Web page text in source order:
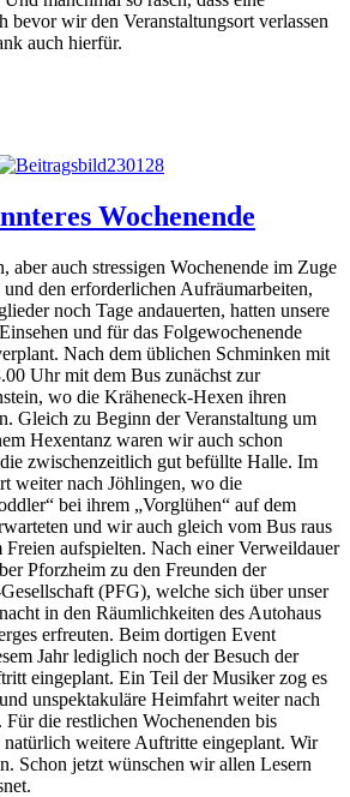
bevor wir den Veranstaltungsort verlassen
auch hierfür.
Wochenende
aber auch stressigen Wochenende im Zuge
den erforderlichen Aufräumarbeiten,
noch Tage andauerten, hatten unsere
und für das Folgewochenende
Nach dem üblichen Schminken mit
Uhr mit dem Bus zunächst zur
wo die Kräheneck-Hexen ihren
Gleich zu Beginn der Veranstaltung um
Hexentanz waren wir auch schon
zwischenzeitlich gut befüllte Halle. Im
weiter nach Jöhlingen, wo die
bei ihrem „Vorglühen“ auf dem
und wir auch gleich vom Bus raus
aufspielten. Nach einer Verweildauer
Pforzheim zu den Freunden der
(PFG), welche sich über unser
in den Räumlichkeiten des Autohaus
erfreuten. Beim dortigen Event
Jahr lediglich noch der Besuch der
eingeplant. Ein Teil der Musiker zog es
unspektakuläre Heimfahrt weiter nach
die restlichen Wochenenden bis
natürlich weitere Auftritte eingeplant. Wir
Schon jetzt wünschen wir allen Lesern